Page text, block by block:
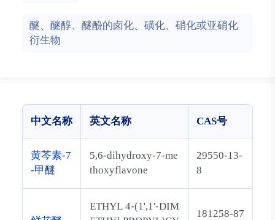
醚、醚醇、醚酚的卤化、磺化、硝化或亚硝化
衍生物
中文名称 英文名称 CAS号
黄芩素-7
-甲醚
5,6-dihydroxy-7-me
thoxyflavone
29550-13-
8
ETHYL 4-(1',1'-DIM
181258-87